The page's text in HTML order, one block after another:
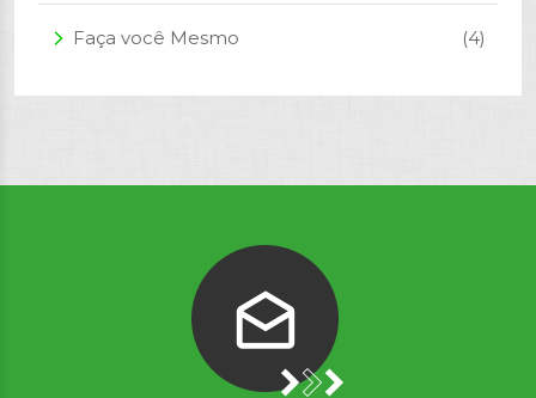
arrow_forward_ios Faça você Mesmo (4)